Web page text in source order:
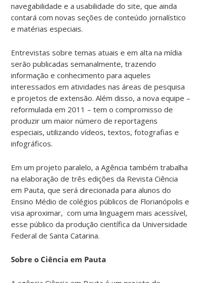
navegabilidade e a usabilidade do site, que ainda
contará com novas seções de conteúdo jornalístico
e matérias especiais.
Entrevistas sobre temas atuais e em alta na mídia
serão publicadas semanalmente, trazendo
informação e conhecimento para aqueles
interessados em atividades nas áreas de pesquisa
e projetos de extensão. Além disso, a nova equipe –
reformulada em 2011 – tem o compromisso de
produzir um maior número de reportagens
especiais, utilizando vídeos, textos, fotografias e
infográficos.
Em um projeto paralelo, a Agência também trabalha
na elaboração de três edições da Revista Ciência
em Pauta, que será direcionada para alunos do
Ensino Médio de colégios públicos de Florianópolis e
visa aproximar, com uma linguagem mais acessível,
esse público da produção científica da Universidade
Federal de Santa Catarina.
Sobre o Ciência em Pauta